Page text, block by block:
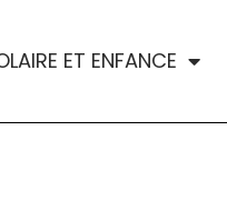
ET ENFANCE